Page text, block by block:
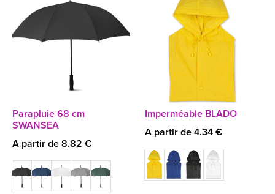
Parapluie 68 cm
SWANSEA
A partir de 8.82 €
Imperméable BLADO
A partir de 4.34 €